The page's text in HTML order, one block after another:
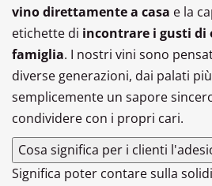
vino direttamente a casa e la
etichette di incontrare i gusti di
famiglia. I nostri vini sono
diverse generazioni, dai palati
semplicemente un sapore
condividere con i propri cari.
Cosa significa per i clienti
Significa poter contare sulla